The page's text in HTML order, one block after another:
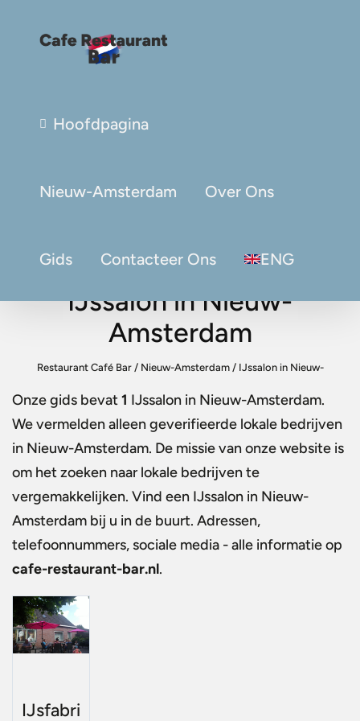
Hoofdpagina
Nieuw-Amsterdam Over Ons
Gids Contacteer Ons ENG
IJssalon in Nieuw-
Amsterdam
Restaurant Café Bar/ Nieuw-Amsterdam/ IJssalon in Nieuw-
Onze gids bevat1 IJssalon in Nieuw-Amsterdam.
We vermelden alleen geverifieerde lokale bedrijven
in Nieuw-Amsterdam. De missie van onze website is
om het zoeken naar lokale bedrijven te
vergemakkelijken. Vind een IJssalon in Nieuw-
Amsterdam bij u in de buurt. Adressen,
telefoonnummers, sociale media - alle informatie op
cafe-restaurant-bar.nl.
IJsfabri